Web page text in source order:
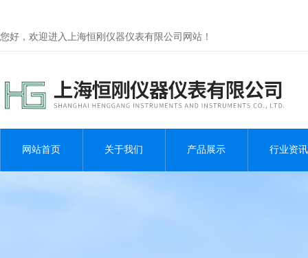
您好，欢迎进入上海恒刚仪器仪表有限公司网站！
网站首页 关于我们 产品展示 行业资讯